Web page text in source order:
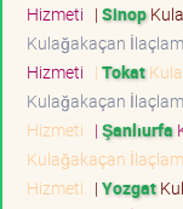
Hizmeti | Sinop
Kulağakaçan
Hizmeti | Tokat
Kulağakaçan
Hizmeti | Şanlıurfa
Kulağakaçan
Hizmeti | Yozgat